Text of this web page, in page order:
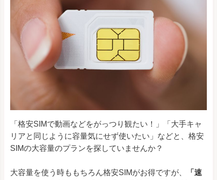
「格安SIMで動画などをがっつり観たい！」「大手キャ
リアと同じように容量気にせず使いたい」などと、格安
SIMの大容量のプランを探していませんか？
大容量を使う時ももちろん格安SIMがお得ですが、
「速